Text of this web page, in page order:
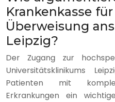
Krankenkasse
Überweisung
Leipzig?
Der Zugang zur
Universitätsklinikums
Patienten mit
Erkrankungen ein